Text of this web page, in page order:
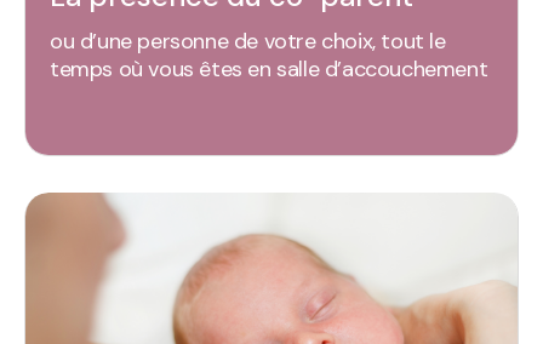
ou d’une personne de votre choix, tout le
temps où vous êtes en salle d’accouchement